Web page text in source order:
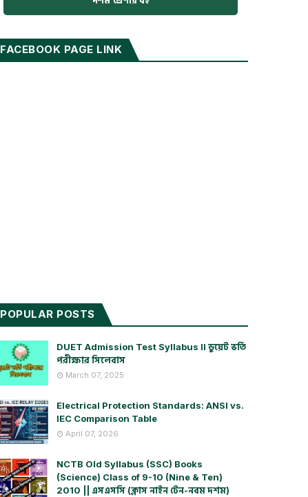
FACEBOOK PAGE LINK
POPULAR POSTS
DUET Admission Test Syllabus ll ডুয়েট ভর্তি
পরীক্ষার সিলেবাস
March 07, 2025
Electrical Protection Standards: ANSI vs.
IEC Comparison Table
April 07, 2026
NCTB Old Syllabus (SSC) Books
(Science) Class of 9-10 (Nine & Ten)
2010 || এসএসসি (ক্লাস নাইন টেন-নবম দশম)